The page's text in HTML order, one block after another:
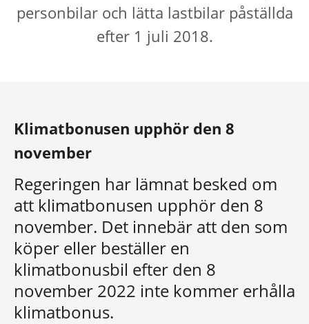
personbilar och lätta lastbilar påställda
efter 1 juli 2018.
Klimatbonusen upphör den 8
november
Regeringen har lämnat besked om
att klimatbonusen upphör den 8
november. Det innebär att den som
köper eller beställer en
klimatbonusbil efter den 8
november 2022 inte kommer erhålla
klimatbonus.